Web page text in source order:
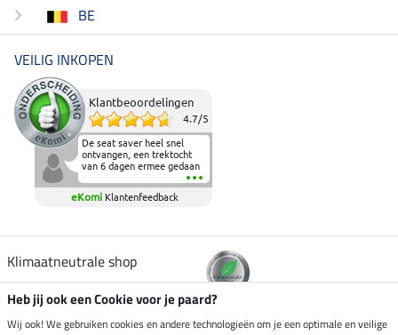
BE
VEILIG INKOPEN
Klantbeoordelingen
4.7/5
De seat saver heel snel
ontvangen, een trektocht
van 6 dagen ermee gedaan
en deze heeft de beproeving
fantastisch doorstaan.
Heerlijk zacht om op te
elkaar in het zadel.
eKomi Klantenfeedback
Klimaatneutrale shop
Verzending per
Heb jij ook een Cookie voor je paard?
Wij ook! We gebruiken cookies en andere technologieën om je een optimale en veilige